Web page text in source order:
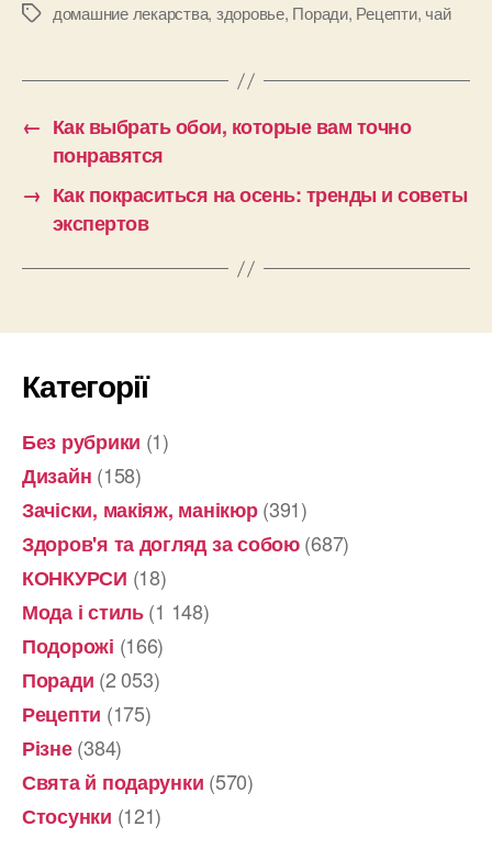
Позначки
домашние лекарства, здоровье, Поради, Рецепти, чай
← Как выбрать обои, которые вам точно
понравятся
→ Как покраситься на осень: тренды и советы
экспертов
Категорії
Без рубрики (1)
Дизайн (158)
Зачіски, макіяж, манікюр(391)
Здоров'я та догляд за собою(687)
КОНКУРСИ (18)
Мода і стиль(1 148)
Подорожі (166)
Поради (2 053)
Рецепти (175)
Різне(384)
Свята й подарунки (570)
Стосунки (121)